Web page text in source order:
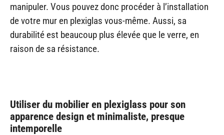
manipuler. Vous pouvez donc procéder à l’installation
de votre mur en plexiglas vous-même. Aussi, sa
durabilité est beaucoup plus élevée que le verre, en
raison de sa résistance.
Utiliser du mobilier en plexiglass pour son
apparence design et minimaliste, presque
intemporelle